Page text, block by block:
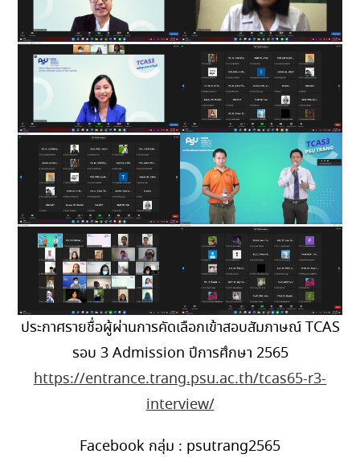
ประกาศรายชื่อผู้ผ่านการคัดเลือกเข้าสอบสัมภาษณ์ TCAS
รอบ 3 Admission ปีการศึกษา 2565
https://entrance.trang.psu.ac.th/tcas65-r3-
interview/
Facebook กลุ่ม : psutrang2565